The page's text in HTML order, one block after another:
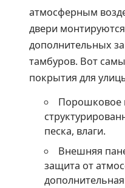
атмосферным
двери
дополнительных
тамбуров. Вот
покрытия для
Порошковое
песка, влаги.
Внешняя
защита от